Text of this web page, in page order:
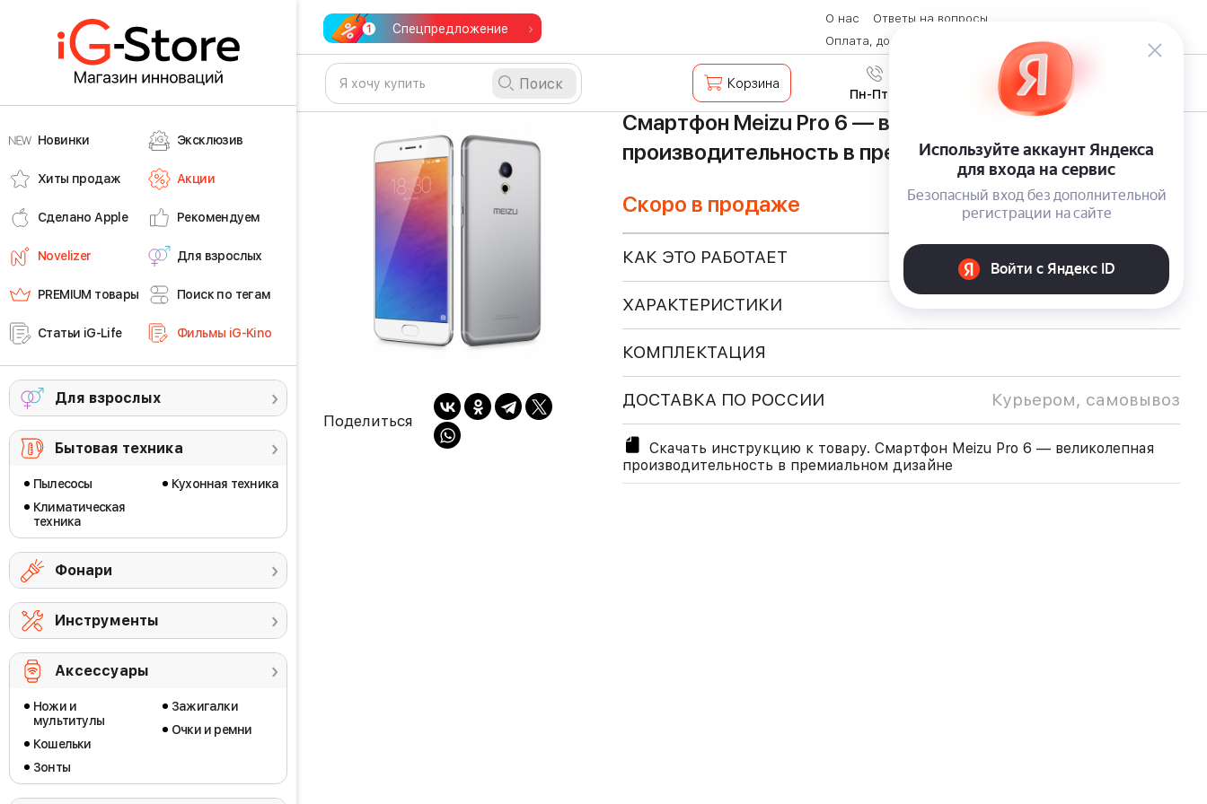
Новинки Эксклюзив
Хиты продаж Акции
Сделано Apple Рекомендуем
Novelizer Для взрослых
PREMIUM товары Поиск по тегам
Статьи iG-Life Фильмы iG-Kino
Для взрослых
Бытовая техника
Пылесосы
Климатическая
техника
Кухонная техника
Фонари
Инструменты
Аксессуары
Ножи и
мультитулы
Кошельки
Зонты
Зажигалки
Очки и ремни
Спецпредложение
О нас
Ответы на вопросы
Оплата, доставка и возврат товара
Контакты
Поиск Корзина 8 (800) 600-28-07
Пн-Пт с 9:00 до 19:00
Поделиться
Смартфон Meizu Pro 6 — великолепная
производительность в премиальном дизайне
Скоро в продаже
КАК ЭТО РАБОТАЕТ
ХАРАКТЕРИСТИКИ
КОМПЛЕКТАЦИЯ
ДОСТАВКА ПО РОССИИ Курьером, самовывоз
Скачать инструкцию к товару. Смартфон Meizu Pro 6 — великолепная
производительность в премиальном дизайне